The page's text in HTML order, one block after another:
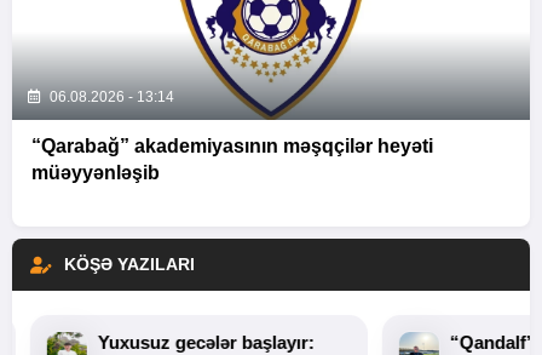
06.08.2026 - 13:14
“Qarabağ” akademiyasının məşqçilər heyəti
müəyyənləşib
KÖŞƏ YAZILARI
Yuxusuz gecələr başlayır: